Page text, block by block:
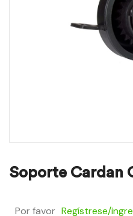
Soporte Cardan
Por favor Regístrese/